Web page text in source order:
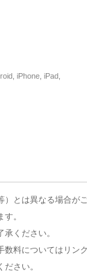
iPhone, iPad,
とは異なる場合が
。
ください。
料についてはリン
ださい。